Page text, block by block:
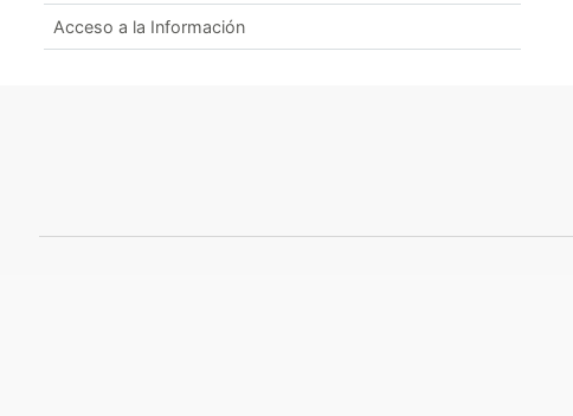
Acceso a la Información